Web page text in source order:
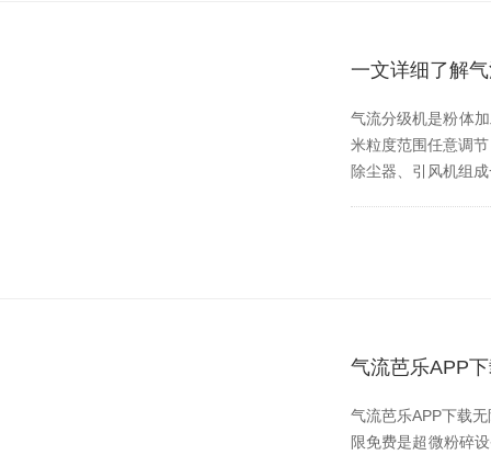
一文详细了解
气流分级机是粉体加
米粒度范围任意调节
除尘器、引风机组
气流芭乐APP
气流芭乐APP下载无
限免费是超微粉碎设